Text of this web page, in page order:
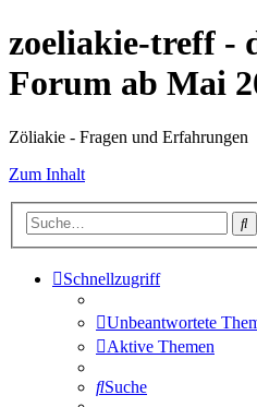
zoeliakie-treff -
Forum ab Mai
Zöliakie - Fragen und Erfahrungen
Zum Inhalt
Schnellzugriff
Unbeantwortete
Aktive Themen
Suche